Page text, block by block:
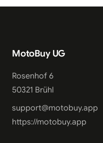
MotoBuy UG
Rosenhof 6
50321 Brühl
support@motobuy.app
https://motobuy.app